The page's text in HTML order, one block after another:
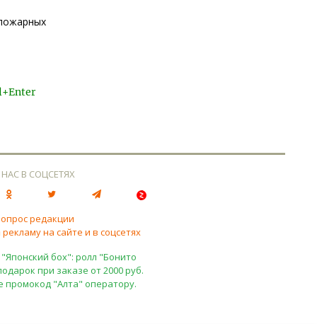
В СОЦСЕТЯХ
редакции
на сайте и в соцсетях
бох": ролл "Бонито
при заказе от 2000 руб.
промокод "Алта" оператору.